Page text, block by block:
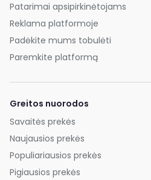
Patarimai apsipirkinėtojams
Reklama platformoje
Padėkite mums tobulėti
Paremkite platformą
Greitos nuorodos
Savaitės prekės
Naujausios prekės
Populiariausios prekės
Pigiausios prekės